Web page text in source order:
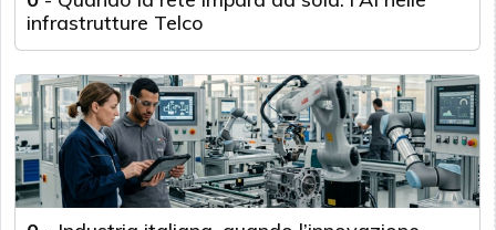
infrastrutture Telco